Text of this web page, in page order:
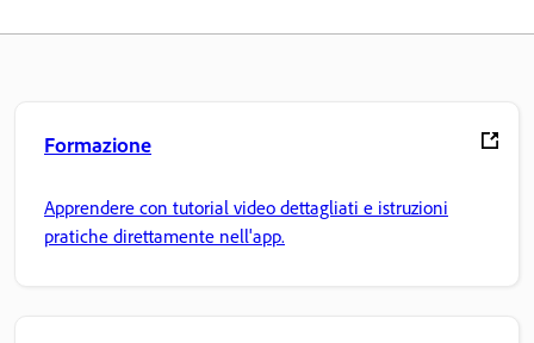
Formazione
Apprendere con tutorial video dettagliati e istruzioni
pratiche direttamente nell'app.